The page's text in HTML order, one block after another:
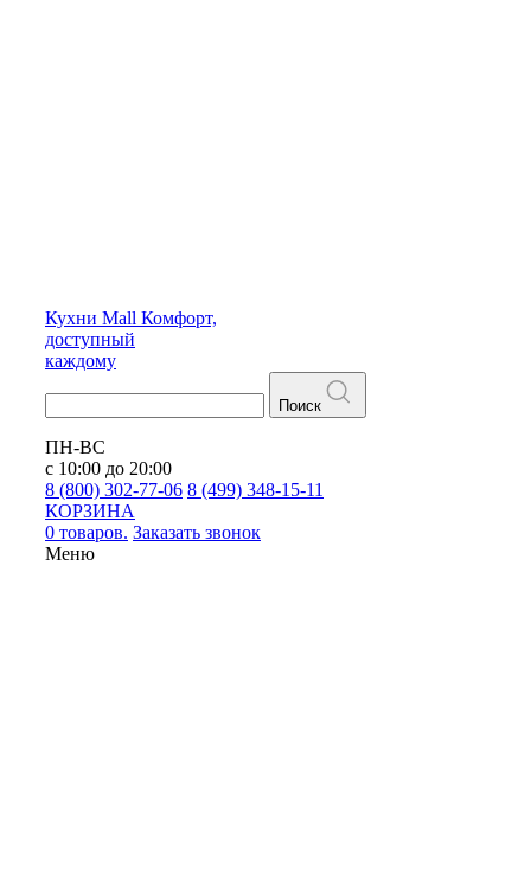
Кухни Mall Комфорт,
доступный
каждому
Поиск
ПН-ВС
с 10:00 до 20:00
8 (800) 302-77-06 8 (499) 348-15-11
КОРЗИНА
0 товаров. Заказать звонок
Меню